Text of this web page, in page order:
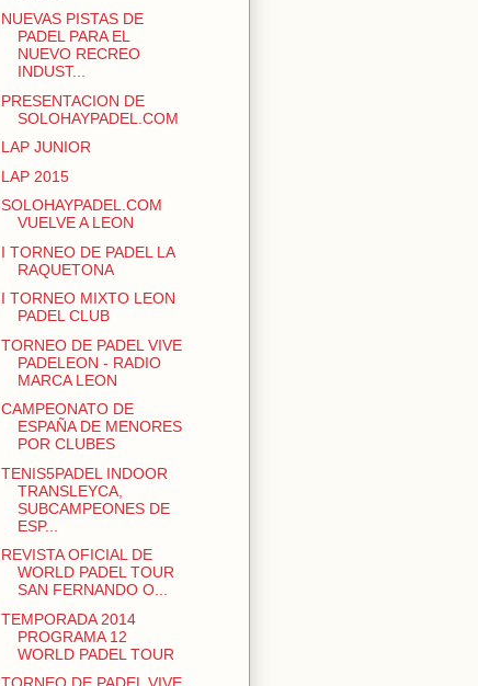
NUEVAS PISTAS DE
PADEL PARA EL
NUEVO RECREO
INDUST...
PRESENTACION DE
SOLOHAYPADEL.COM
LAP JUNIOR
LAP 2015
SOLOHAYPADEL.COM
VUELVE A LEON
I TORNEO DE PADEL LA
RAQUETONA
I TORNEO MIXTO LEON
PADEL CLUB
TORNEO DE PADEL VIVE
PADELEON - RADIO
MARCA LEON
CAMPEONATO DE
ESPAÑA DE MENORES
POR CLUBES
TENIS5PADEL INDOOR
TRANSLEYCA,
SUBCAMPEONES DE
ESP...
REVISTA OFICIAL DE
WORLD PADEL TOUR
SAN FERNANDO O...
TEMPORADA 2014
PROGRAMA 12
WORLD PADEL TOUR